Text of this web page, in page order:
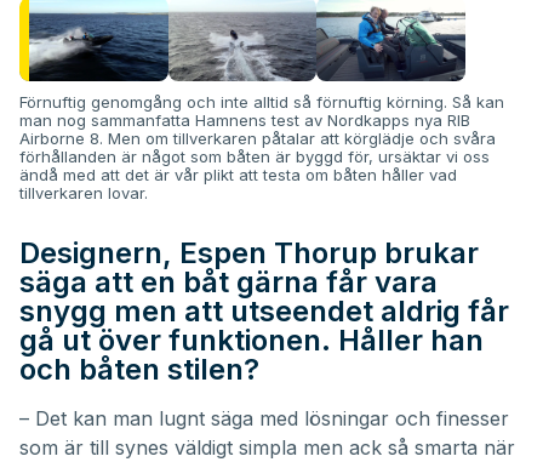
Förnuftig genomgång och inte alltid så förnuftig körning. Så kan
man nog sammanfatta Hamnens test av Nordkapps nya RIB
Airborne 8. Men om tillverkaren påtalar att körglädje och svåra
förhållanden är något som båten är byggd för, ursäktar vi oss
ändå med att det är vår plikt att testa om båten håller vad
tillverkaren lovar.
Designern, Espen Thorup brukar
säga att en båt gärna får vara
snygg men att utseendet aldrig får
gå ut över funktionen. Håller han
och båten stilen?
– Det kan man lugnt säga med lösningar och finesser
som är till synes väldigt simpla men ack så smarta när